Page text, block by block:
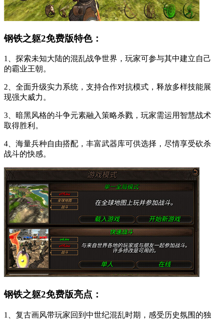
钢铁之躯2免费版特色：
1、探索未知大陆的混乱战争世界，玩家可参与其中建立自己
的霸业王朝。
2、全面升级实力系统，支持合作对抗模式，释放多样技能展
现强大威力。
3、暗黑风格的斗争元素融入策略杀戮，玩家需运用智慧战术
取得胜利。
4、海量兵种自由搭配，丰富武器库可供选择，尽情享受砍杀
战斗的快感。
钢铁之躯2免费版亮点：
1、复古画风带玩家回到中世纪混乱时期，感受历史氛围的独